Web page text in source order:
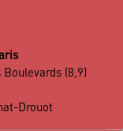
(8,9)
Drouot